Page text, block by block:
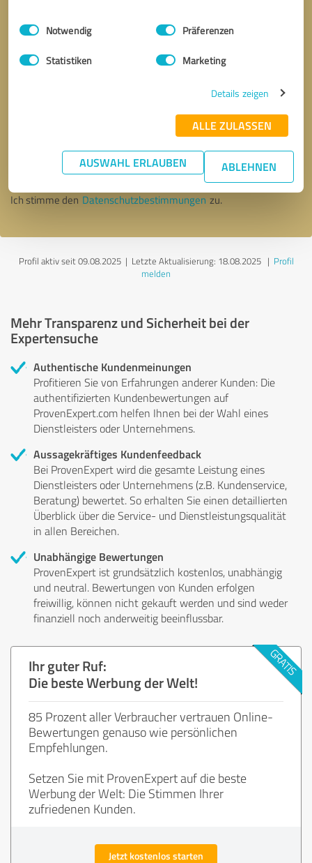
Impressum Datenschutzbestimmungen
Einwilligungsauswahl
Notwendig Präferenzen
Statistiken Marketing
Details zeigen
ALLE ZULASSEN
AUSWAHL ERLAUBEN ABLEHNEN
* Erforderliche Angaben
Nachricht senden
Ich stimme den Datenschutzbestimmungen zu.
Profil aktiv seit 09.08.2025 | Letzte Aktualisierung: 18.08.2025| Profil
melden
Mehr Transparenz und Sicherheit bei der
Expertensuche
Authentische Kundenmeinungen
Profitieren Sie von Erfahrungen anderer Kunden: Die
authentifizierten Kundenbewertungen auf
ProvenExpert.com helfen Ihnen bei der Wahl eines
Dienstleisters oder Unternehmens.
Aussagekräftiges Kundenfeedback
Bei ProvenExpert wird die gesamte Leistung eines
Dienstleisters oder Unternehmens (z.B. Kundenservice,
Beratung) bewertet. So erhalten Sie einen detaillierten
Überblick über die Service- und Dienstleistungsqualität
in allen Bereichen.
Unabhängige Bewertungen
ProvenExpert ist grundsätzlich kostenlos, unabhängig
und neutral. Bewertungen von Kunden erfolgen
freiwillig, können nicht gekauft werden und sind weder
finanziell noch anderweitig beeinflussbar.
Ihr guter Ruf:
Die beste Werbung der Welt!
85 Prozent aller Verbraucher vertrauen Online-
Bewertungen genauso wie persönlichen
Empfehlungen.
Setzen Sie mit ProvenExpert auf die beste
Werbung der Welt: Die Stimmen Ihrer
zufriedenen Kunden.
Jetzt kostenlos starten